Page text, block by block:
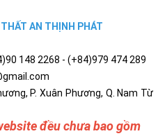
AN THỊNH PHÁT
148 2268 - (+84)979 474 289
P. Xuân Phương, Q. Nam Từ
đều chưa bao gồm